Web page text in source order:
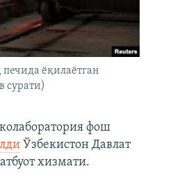
ёқилаётган
сурати)
фош
Ўзбекистон Давлат
хизмати.